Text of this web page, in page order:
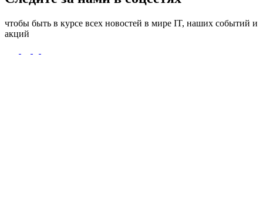
чтобы быть в курсе всех новостей в мире IT, наших событий и
акций